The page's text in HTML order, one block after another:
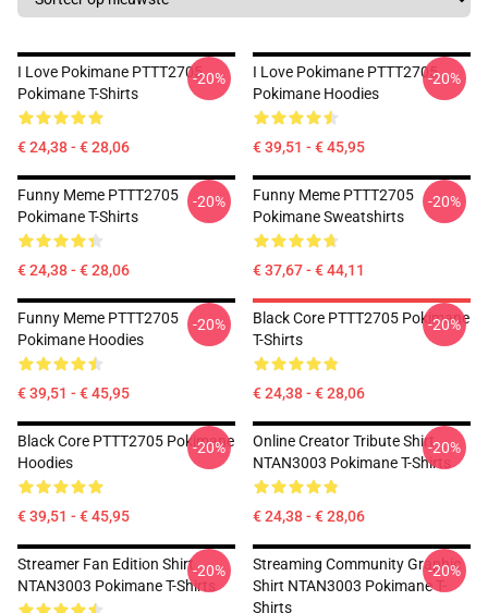
I Love Pokimane PTTT2705
Pokimane T-Shirts
€ 24,38 - € 28,06
-20%
I Love Pokimane PTTT2705
Pokimane Hoodies
€ 39,51 - € 45,95
-20%
Funny Meme PTTT2705
Pokimane T-Shirts
€ 24,38 - € 28,06
-20%
Funny Meme PTTT2705
Pokimane Sweatshirts
€ 37,67 - € 44,11
-20%
Funny Meme PTTT2705
Pokimane Hoodies
€ 39,51 - € 45,95
-20%
Black Core PTTT2705 Pokimane
T-Shirts
€ 24,38 - € 28,06
-20%
Black Core PTTT2705 Pokimane
Hoodies
€ 39,51 - € 45,95
-20%
Online Creator Tribute Shirt
NTAN3003 Pokimane T-Shirts
€ 24,38 - € 28,06
-20%
Streamer Fan Edition Shirt
NTAN3003 Pokimane T-Shirts
-20%
Streaming Community Graphic
Shirt NTAN3003 Pokimane T-
Shirts
-20%